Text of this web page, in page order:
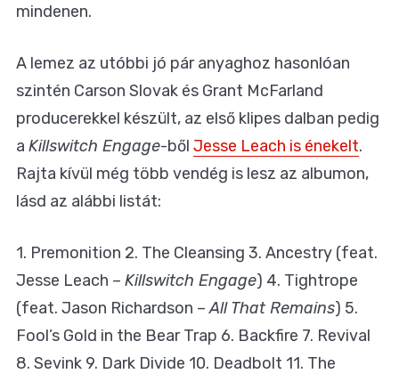
mindenen.
A lemez az utóbbi jó pár anyaghoz hasonlóan
szintén Carson Slovak és Grant McFarland
producerekkel készült, az első klipes dalban pedig
a Killswitch Engage-ből Jesse Leach is énekelt.
Rajta kívül még több vendég is lesz az albumon,
lásd az alábbi listát:
1. Premonition 2. The Cleansing 3. Ancestry (feat.
Jesse Leach – Killswitch Engage) 4. Tightrope
(feat. Jason Richardson –All That Remains) 5.
Fool’s Gold in the Bear Trap 6. Backfire 7. Revival
8. Sevink 9. Dark Divide 10. Deadbolt 11. The